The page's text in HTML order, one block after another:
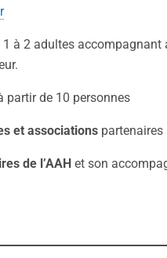
1 à 2 adultes accompagnant
partir de 10 personnes
et associations partenaires
de l’AAH et son